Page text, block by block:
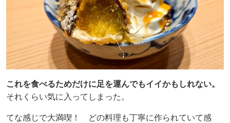
これを食べるためだけに足を運んでもイイかもしれない。
それくらい気に入ってしまった。
てな感じで大満喫！ どの料理も丁寧に作られていて感